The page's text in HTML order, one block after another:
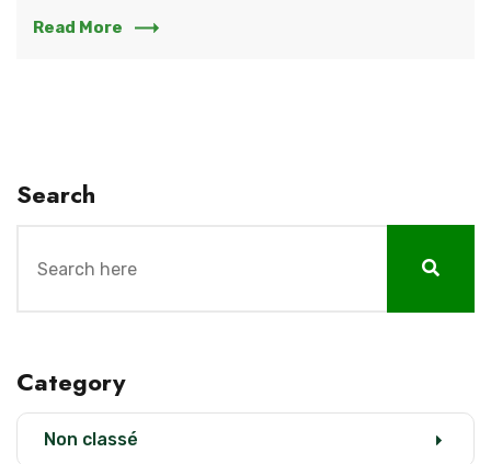
Read More
Search
Category
Non classé